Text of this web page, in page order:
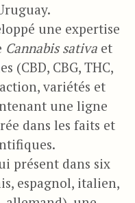
une expertise
Cannabis sativa et
(CBD, CBG, THC,
variétés et
une ligne
dans les faits et
présent dans six
espagnol, italien,